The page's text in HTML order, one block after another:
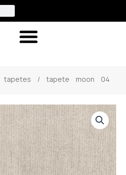
tapetes / tapete moon 04